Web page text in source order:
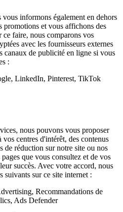
informons également en dehors
promotions et vous affichons des
faire, nous comparons vos
avec les fournisseurs externes
canaux de publicité en ligne si vous
:
LinkedIn, Pinterest, TikTok
nous pouvons vous proposer
vos centres d'intérêt, des contenus
de réduction sur notre site ou nos
que vous consultez et de vos
succès. Avec votre accord, nous
suivants sur ce site internet :
Recommandations de
Ads Defender